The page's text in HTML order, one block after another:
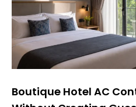
Boutique Hotel AC